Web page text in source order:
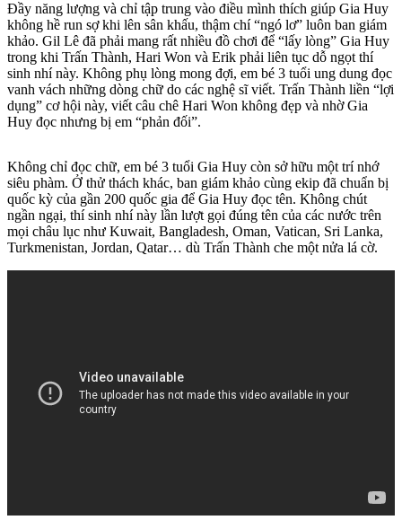
Đầy năng lượng và chỉ tập trung vào điều mình thích giúp Gia Huy
không hề run sợ khi lên sân khấu, thậm chí “ngó lơ” luôn ban giám
khảo. Gil Lê đã phải mang rất nhiều đồ chơi để “lấy lòng” Gia Huy
trong khi Trấn Thành, Hari Won và Erik phải liên tục dỗ ngọt thí
sinh nhí này. Không phụ lòng mong đợi, em bé 3 tuổi ung dung đọc
vanh vách những dòng chữ do các nghệ sĩ viết. Trấn Thành liền “lợi
dụng” cơ hội này, viết câu chê Hari Won không đẹp và nhờ Gia
Huy đọc nhưng bị em “phản đối”.
Không chỉ đọc chữ, em bé 3 tuổi Gia Huy còn sở hữu một trí nhớ
siêu phàm. Ở thử thách khác, ban giám khảo cùng ekip đã chuẩn bị
quốc kỳ của gần 200 quốc gia để Gia Huy đọc tên. Không chút
ngần ngại, thí sinh nhí này lần lượt gọi đúng tên của các nước trên
mọi châu lục như Kuwait, Bangladesh, Oman, Vatican, Sri Lanka,
Turkmenistan, Jordan, Qatar… dù Trấn Thành che một nửa lá cờ.